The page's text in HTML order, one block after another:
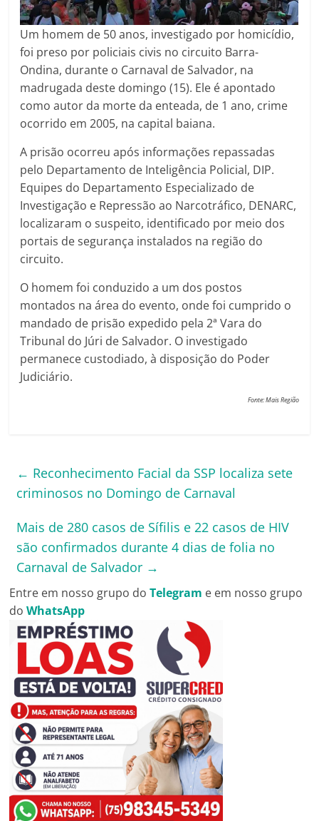
Um homem de 50 anos, investigado por homicídio,
foi preso por policiais civis no circuito Barra-
Ondina, durante o Carnaval de Salvador, na
madrugada deste domingo (15). Ele é apontado
como autor da morte da enteada, de 1 ano, crime
ocorrido em 2005, na capital baiana.
A prisão ocorreu após informações repassadas
pelo Departamento de Inteligência Policial, DIP.
Equipes do Departamento Especializado de
Investigação e Repressão ao Narcotráfico, DENARC,
localizaram o suspeito, identificado por meio dos
portais de segurança instalados na região do
circuito.
O homem foi conduzido a um dos postos
montados na área do evento, onde foi cumprido o
mandado de prisão expedido pela 2ª Vara do
Tribunal do Júri de Salvador. O investigado
permanece custodiado, à disposição do Poder
Judiciário.
Fonte: Mais Região
← Reconhecimento Facial da SSP localiza sete
criminosos no Domingo de Carnaval
Mais de 280 casos de Sífilis e 22 casos de HIV
são confirmados durante 4 dias de folia no
Carnaval de Salvador →
Entre em nosso grupo doTelegram e em nosso grupo
doWhatsApp